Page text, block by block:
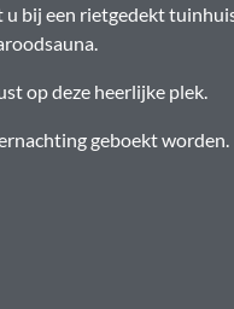
bij een rietgedekt
op deze heerlijke plek.
geboekt worden.